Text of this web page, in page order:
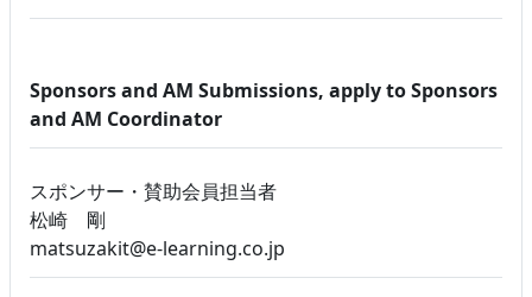
Sponsors and AM Submissions, apply to Sponsors
and AM Coordinator
スポンサー・賛助会員担当者
松崎 剛
matsuzakit@e-learning.co.jp